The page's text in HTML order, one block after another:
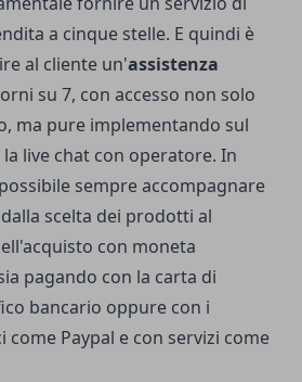
a cinque stelle. E quindi è
al cliente un'assistenza
su 7, con accesso non solo
ma pure implementando sul
live chat con operatore. In
sempre accompagnare
scelta dei prodotti al
con moneta
pagando con la carta di
bancario oppure con i
Paypal e con servizi come